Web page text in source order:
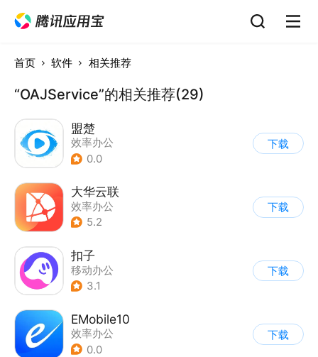
首页 软件 相关推荐
“OAJService”的相关推荐(29)
盟楚
效率办公
0.0
下载
大华云联
效率办公
5.2
下载
扣子
移动办公
3.1
下载
EMobile10
效率办公
0.0
下载